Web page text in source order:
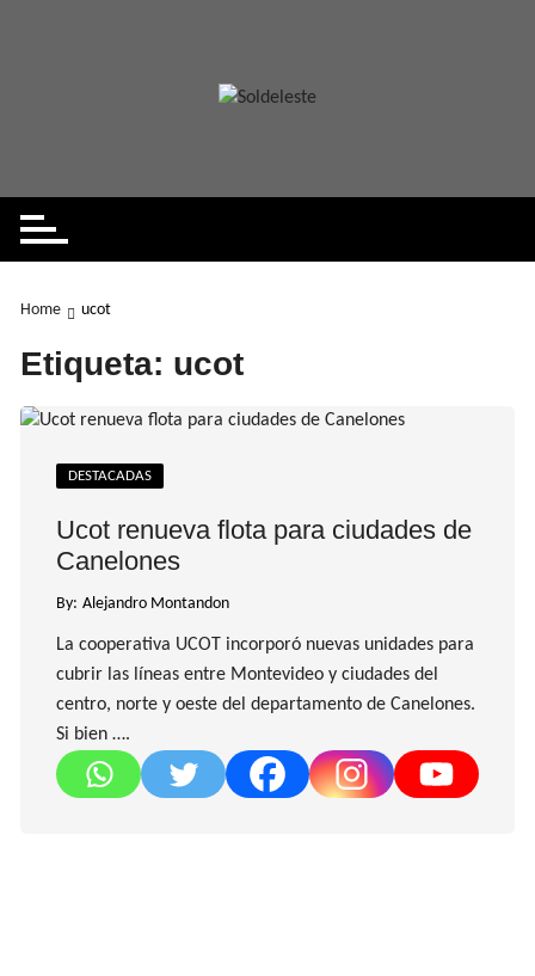
Home ucot
Etiqueta: ucot
DESTACADAS
Ucot renueva flota para ciudades de
Canelones
By: Alejandro Montandon
La cooperativa UCOT incorporó nuevas unidades para
cubrir las líneas entre Montevideo y ciudades del
centro, norte y oeste del departamento de Canelones.
Si bien ….